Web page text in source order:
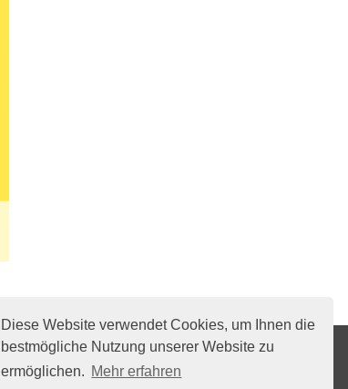
Diese Website verwendet Cookies, um Ihnen die
bestmögliche Nutzung unserer Website zu
ermöglichen. Mehr erfahren
Kontakt: